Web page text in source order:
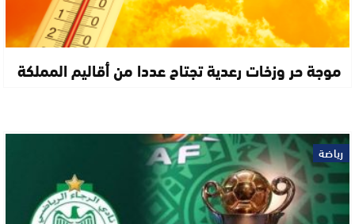
موجة حر وزخات رعدية تجتاح عددا من أقاليم المملكة
رياضة